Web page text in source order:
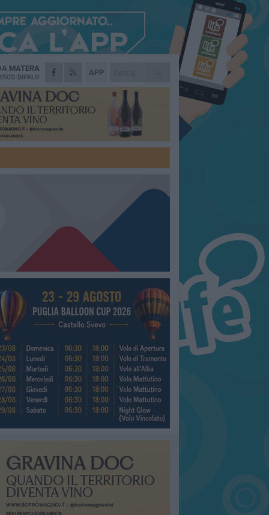
APP
MATERA
DIPALO